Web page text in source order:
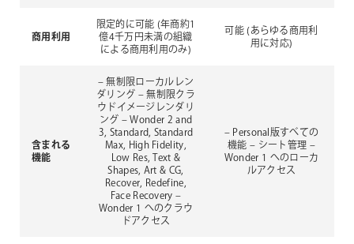
商用利用
限定的に可能 (年商約1
億4千万円未満の組織
による商用利用のみ)
可能(あらゆる商用利
用に対応)
含まれる
機能
– 無制限ローカルレン
ダリング – 無制限クラ
ウドイメージレンダリ
ング – Wonder 2 and
3, Standard, Standard
Max, High Fidelity,
Low Res, Text &
Shapes, Art & CG,
Recover, Redefine,
Face Recovery –
Wonder 1 へのクラウ
ドアクセス
– Personal版すべての
機能 – シート管理 –
Wonder 1 へのローカ
ルアクセス